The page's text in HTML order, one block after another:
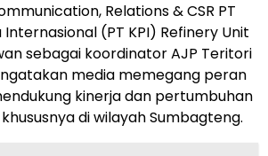
Relations & CSR PT
(PT KPI) Refinery Unit
sebagai koordinator AJP Teritori
media memegang peran
kinerja dan pertumbuhan
di wilayah Sumbagteng.